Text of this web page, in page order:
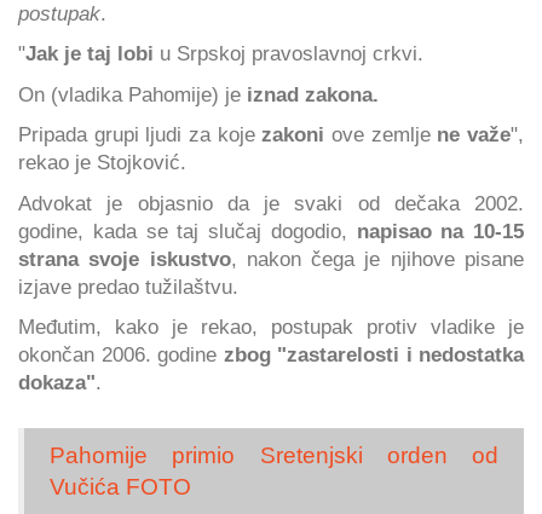
postupak.
"Jak je taj lobi u Srpskoj pravoslavnoj crkvi.
On (vladika Pahomije) je iznad zakona.
Pripada grupi ljudi za kojezakoniove zemlje ne važe",
rekao je Stojković.
Advokat je objasnio da je svaki od dečaka 2002.
godine, kada se taj slučaj dogodio, napisao na 10-15
strana svoje iskustvo, nakon čega je njihove pisane
izjave predao tužilaštvu.
Međutim, kako je rekao, postupak protiv vladike je
okončan 2006. godine zbog "zastarelosti i nedostatka
dokaza".
Pahomije primio Sretenjski orden od
Vučića FOTO